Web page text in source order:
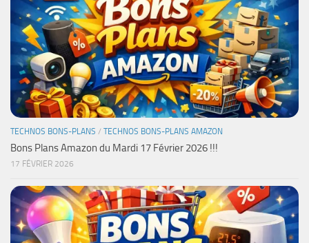
TECHNOS BONS-PLANS / TECHNOS BONS-PLANS AMAZON
Bons Plans Amazon du Mardi 17 Février 2026 !!!
17 FÉVRIER 2026